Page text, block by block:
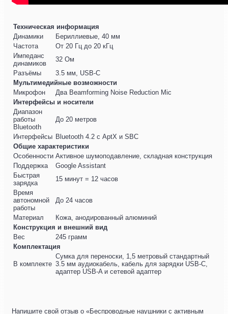
Техническая информация
Динамики
Бериллиевые, 40 мм
Частота
От 20 Гц до 20 кГц
Импеданс
динамиков
32 Ом
Разъёмы
3.5 мм, USB-C
Мультимедийные возможности
Микрофон
Два Beamforming Noise Reduction Mic
Интерфейсы и носители
Диапазон
работы
Bluetooth
До 20 метров
Интерфейсы Bluetooth 4.2 с AptX и SBC
Общие характеристики
Особенности Активное шумоподавление, складная конструкция
Поддержка
Google Assistant
Быстрая
зарядка
15 минут = 12 часов
Время
автономной
работы
До 24 часов
Материал
Кожа, анодированный алюминий
Конструкция и внешний вид
Вес
245 грамм
Комплектация
В комплекте
Сумка для переноски, 1,5 метровый стандартный
3.5 мм аудиокабель, кабель для зарядки USB-C,
адаптер USB-A и сетевой адаптер
Напишите свой отзыв о «Беспроводные наушники с активным